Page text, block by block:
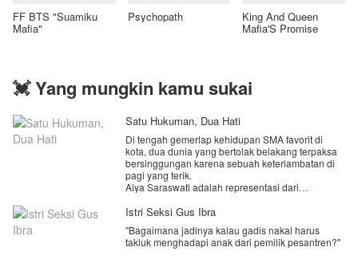
FF BTS "Suamiku
Mafia"
Psychopath King And Queen
Mafia'S Promise
💓 Yang mungkin kamu sukai
Satu Hukuman, Dua Hati
Di tengah gemerlap kehidupan SMA favorit di
kota, dua dunia yang bertolak belakang terpaksa
bersinggungan karena sebuah keterlambatan di
pagi yang terik.
Alya Saraswati adalah representasi dari
cantik alami berpadu dengan sifatnya yang
SMA bukanlah tempat untuk memadukan tren atau
mencari popularitas, melainkan medan
Istri Seksi Gus Ibra
​"Bagaimana jadinya kalau gadis nakal harus
takluk menghadapi anak dari pemilik pesantren?"